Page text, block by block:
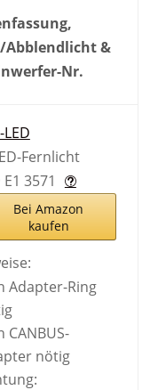
Abblendlicht &
Nr.
Fernlicht
3571
Bei Amazon
kaufen
Adapter-Ring
CANBUS-
nötig